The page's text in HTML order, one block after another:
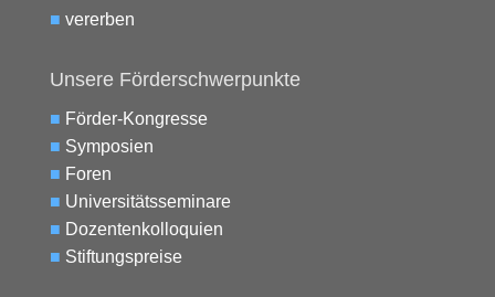
■ vererben
Unsere Förderschwerpunkte
■ Förder-Kongresse
■ Symposien
■ Foren
■ Universitätsseminare
■ Dozentenkolloquien
■ Stiftungspreise